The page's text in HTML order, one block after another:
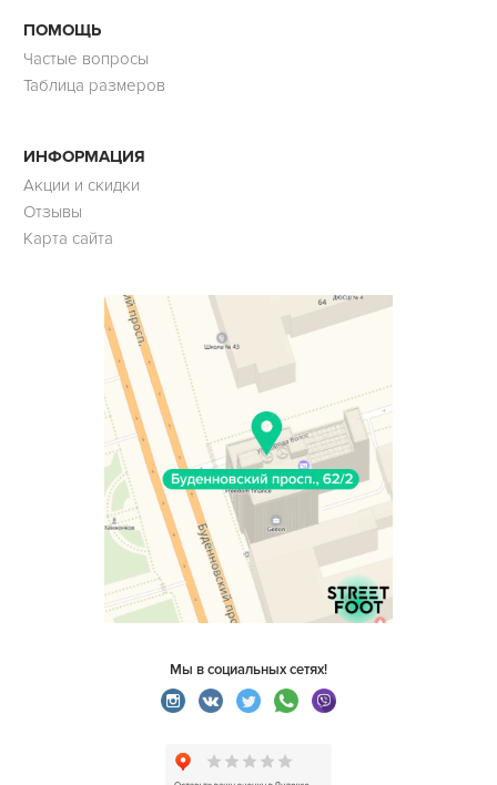
ПОМОЩЬ
Частые вопросы
Таблица размеров
ИНФОРМАЦИЯ
Акции и скидки
Отзывы
Карта сайта
Мы в социальных сетях!